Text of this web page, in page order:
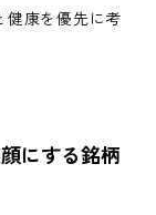
康を優先に考
にする銘柄